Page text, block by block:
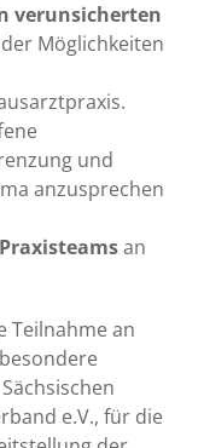
verunsicherten
Möglichkeiten
und
anzusprechen
an
Teilnahme an
e.V., für die